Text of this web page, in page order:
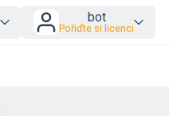
bot
Pořiďte si licenci